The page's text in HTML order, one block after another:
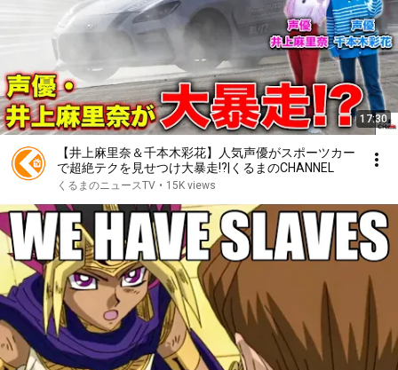
17:30
【井上麻里奈＆千本木彩花】人気声優がスポーツカー
で超絶テクを見せつけ大暴走!?|くるまのCHANNEL
くるまのニュースTV • 15K views